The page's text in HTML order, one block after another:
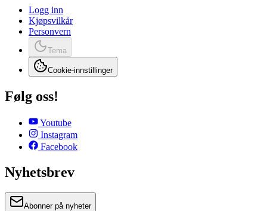
Logg inn
Kjøpsvilkår
Personvern
Tema
Cookie-innstillinger
Følg oss!
Youtube
Instagram
Facebook
Nyhetsbrev
Abonner på nyheter